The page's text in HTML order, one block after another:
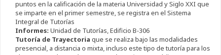
puntos en la calificación de la materia Universidad y Siglo XXI que
se imparte en el primer semestre, se registra en el Sistema
Integral de Tutorías
Informes: Unidad de Tutorías, Edificio B-306
Tutoría de Trayectoria que se realiza bajo las modalidades
presencial, a distancia o mixta, incluso este tipo de tutoría para los